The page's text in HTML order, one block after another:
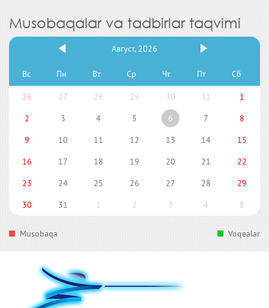
Musobaqalar va tadbirlar taqvimi
Август, 2026
Вс Пн Вт Ср Чт Пт Сб
26 27 28 29 30 31
1
2
3 4 5 6 7
8
9
10 11 12 13 14
15
16
17 18 19 20 21
22
23
24 25 26 27 28
29
30
31 1 2 3 4 5
Musobaqa Voqealar